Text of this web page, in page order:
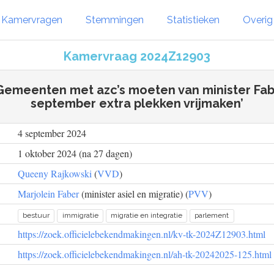
Kamervragen Stemmingen Statistieken
Kamervraag 2024Z12903
met azc’s moeten van minister
september extra plekken vrijmaken’
4 september 2024
1 oktober 2024 (na 27 dagen)
Queeny Rajkowski (VVD)
Marjolein Faber(minister asiel en migratie) (PVV)
bestuur immigratie migratie en integratie parlement
https://zoek.officielebekendmakingen.nl/kv-tk-2024Z12903.html
https://zoek.officielebekendmakingen.nl/ah-tk-20242025-125.html